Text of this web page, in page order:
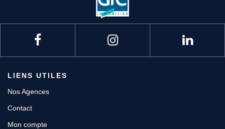
LIENS UTILES
Nos Agences
Contact
Mon compte